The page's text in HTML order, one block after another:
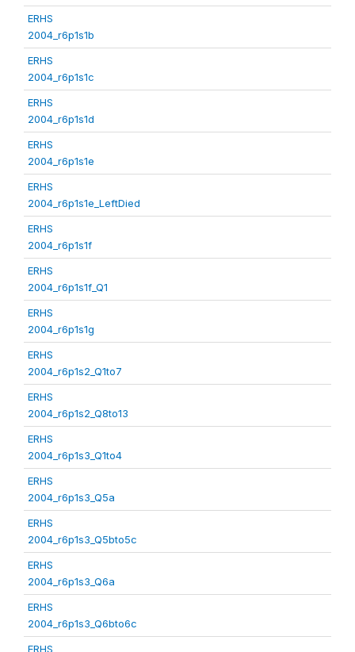
ERHS
2004_r6p1s1b
ERHS
2004_r6p1s1c
ERHS
2004_r6p1s1d
ERHS
2004_r6p1s1e
ERHS
2004_r6p1s1e_LeftDied
ERHS
2004_r6p1s1f
ERHS
2004_r6p1s1f_Q1
ERHS
2004_r6p1s1g
ERHS
2004_r6p1s2_Q1to7
ERHS
2004_r6p1s2_Q8to13
ERHS
2004_r6p1s3_Q1to4
ERHS
2004_r6p1s3_Q5a
ERHS
2004_r6p1s3_Q5bto5c
ERHS
2004_r6p1s3_Q6a
ERHS
2004_r6p1s3_Q6bto6c
ERHS